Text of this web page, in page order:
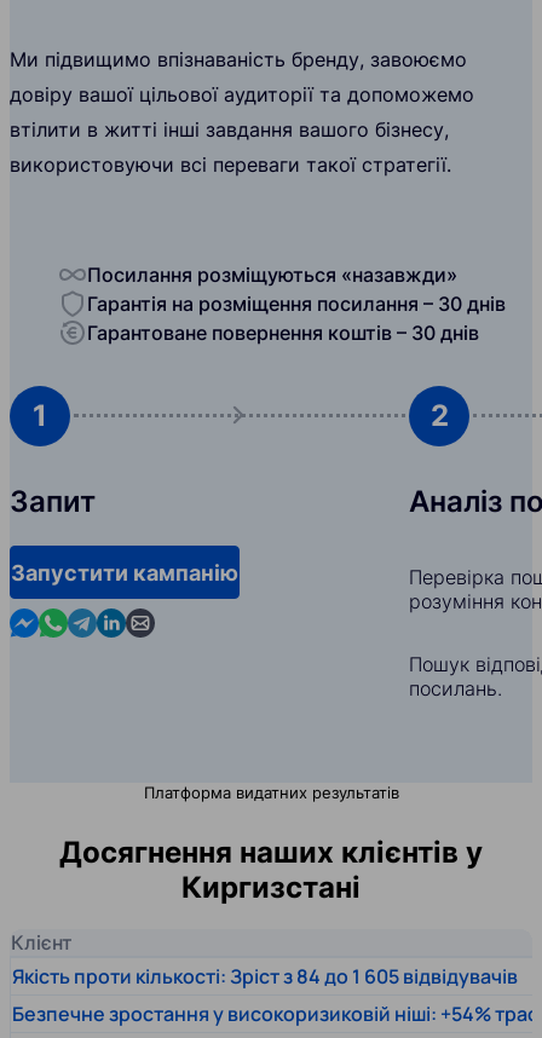
Ми підвищимо впізнаваність бренду, завоюємо
довіру вашої цільової аудиторії та допоможемо
втілити в житті інші завдання вашого бізнесу,
використовуючи всі переваги такої стратегії.
Посилання розміщуються «назавжди»
Гарантія на розміщення посилання – 30 днів
Гарантоване повернення коштів – 30 днів
1
Запит
Запустити кампанію
Contact us in Messenger
Contact us in WhatsApp
Contact us in Telegram
Contact us in Linkedin
Contact us by email
2
Аналіз
Перевірка
розуміння
Пошук
посилань.
Платформа видатних результатів
Досягнення наших клієнтів у
Киргизстані
Клієнт
Якість проти кількості: Зріст з 84 до 1 605 відвідувачів
Безпечне зростання у високоризиковій ніші: +54%